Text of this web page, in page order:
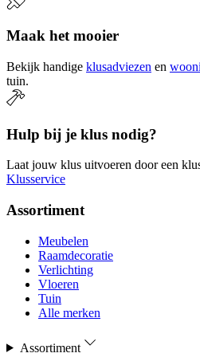
Maak het mooier
Bekijk handige klusadviezen en
tuin.
Hulp bij je klus nodig?
Laat jouw klus uitvoeren door een
Klusservice
Assortiment
Meubelen
Raamdecoratie
Verlichting
Vloeren
Tuin
Alle merken
Assortiment